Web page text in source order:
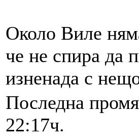
Около Виле
че не спира да
изненада с
Последна
22:17ч.